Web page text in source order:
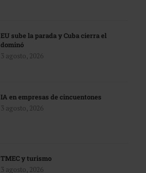
EU sube la parada y Cuba cierra el
dominó
3 agosto, 2026
IA en empresas de cincuentones
3 agosto, 2026
TMEC y turismo
3 agosto, 2026